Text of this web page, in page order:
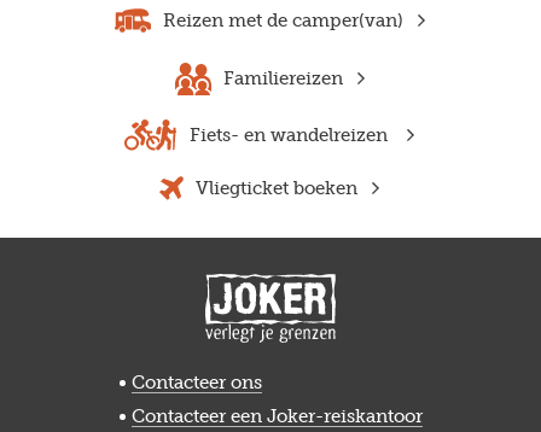
Reizen met de camper(van)
Familiereizen
Fiets- en wandelreizen
Vliegticket boeken
Contacteer ons
Contacteer een Joker-reiskantoor